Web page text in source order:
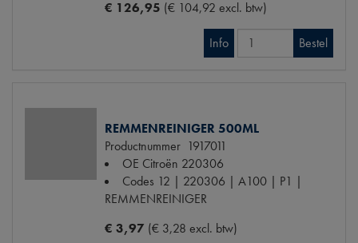
€ 126,95 (€ 104,92 excl. btw)
Info Bestel
REMMENREINIGER 500ML
Productnummer 1917011
OE Citroën 220306
Codes 12 | 220306 | A100 | P1 |
REMMENREINIGER
€ 3,97 (€ 3,28 excl. btw)